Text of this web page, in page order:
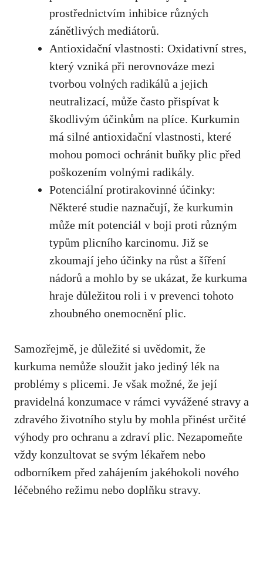
prostřednictvím inhibice různých
zánětlivých mediátorů.
Antioxidační vlastnosti: Oxidativní stres,
který vzniká při ‌nerovnováze mezi
tvorbou volných radikálů a jejich
neutralizací, může často přispívat k
škodlivým​ účinkům na plíce.⁣ Kurkumin
má silné antioxidační vlastnosti, které
mohou pomoci ⁣ochránit ⁣buňky plic před
poškozením volnými radikály.
Potenciální protirakovinné účinky:
Některé studie naznačují,​ že ‌kurkumin
může mít potenciál v boji proti různým‌
typům plicního​ karcinomu. Již se
zkoumají jeho‌ účinky na růst a šíření
nádorů a mohlo⁤ by se ukázat, ‍že kurkuma
hraje důležitou roli i ⁤v prevenci tohoto
⁣zhoubného onemocnění ⁣plic.
Samozřejmě, je důležité si ​uvědomit, že
kurkuma nemůže sloužit jako jediný lék⁤ na
problémy s plicemi. ​Je však možné, že její⁢
pravidelná konzumace v rámci vyvážené ‍stravy a
zdravého životního stylu by ⁣mohla přinést ⁢určité
výhody pro ochranu a zdraví‍ plic. Nezapomeňte
vždy konzultovat ‌se svým⁤ lékařem nebo
odborníkem před zahájením jakéhokoli nového
léčebného režimu nebo doplňku stravy.